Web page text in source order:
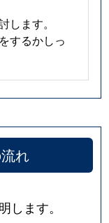
します。
するかしっ
れ
します。